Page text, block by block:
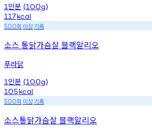
1 인분 (100g)
117kcal
500회 이상기록
소스 통닭가슴살 블랙알리오
푸라닭
1 인분 (100g)
105kcal
500회 이상기록
소스통닭가슴살 블랙알리오